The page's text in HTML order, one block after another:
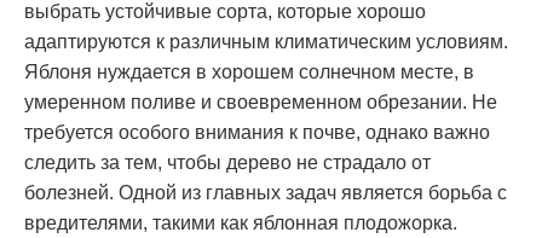
выбрать устойчивые сорта, которые хорошо
адаптируются к различным климатическим условиям.
Яблоня нуждается в хорошем солнечном месте, в
умеренном поливе и своевременном обрезании. Не
требуется особого внимания к почве, однако важно
следить за тем, чтобы дерево не страдало от
болезней. Одной из главных задач является борьба с
вредителями, такими как яблонная плодожорка.